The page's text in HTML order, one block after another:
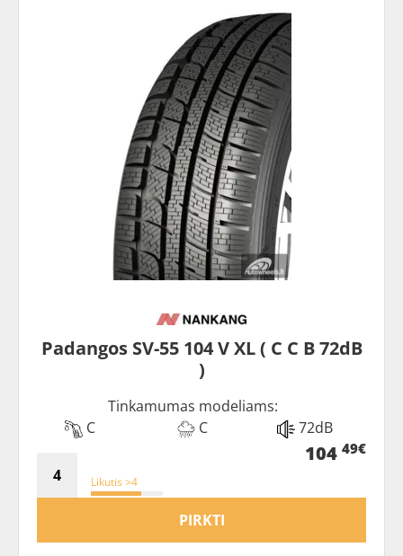
Padangos SV-55 104 V XL ( C C B 72dB
)
Tinkamumas modeliams:
C
C 72dB
Likutis >4
104 49€
PIRKTI